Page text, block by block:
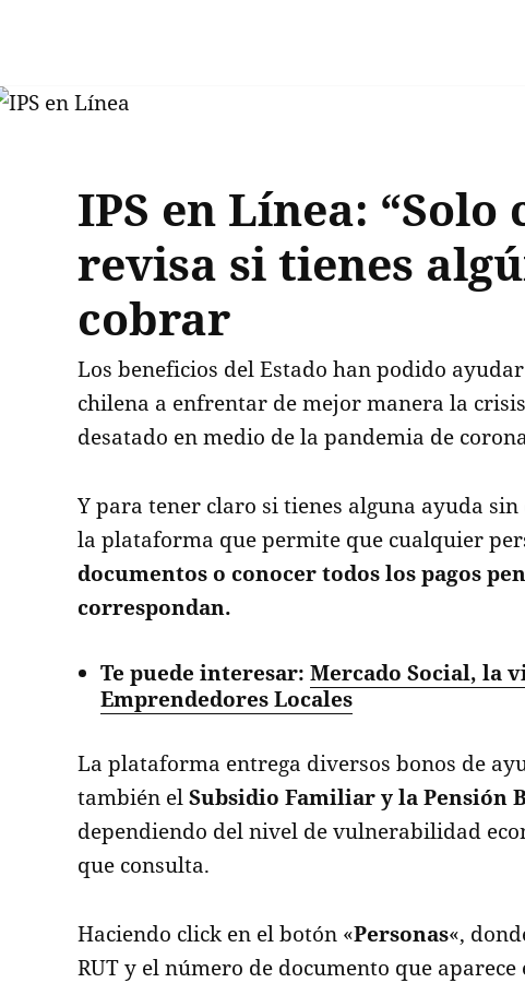
IPS en Línea: “Solo
revisa si tienes
cobrar
Los beneficios del Estado han podido
chilena a enfrentar de mejor manera la
desatado en medio de la pandemia de
Y para tener claro si tienes alguna ayuda
la plataforma que permite que cualquier
documentos o conocer todos los pagos
correspondan.
Te puede interesar:Mercado Social, la
Emprendedores Locales
La plataforma entrega diversos bonos de
también elSubsidio Familiar y la Pensión
dependiendo del nivel de vulnerabilidad
que consulta.
Haciendo click en el botón «Personas«,
RUT y el número de documento que aparece